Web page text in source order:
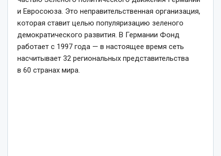
и Евросоюза. Это неправительственная организация,
которая ставит целью популяризацию зеленого
демократического развития. В Германии Фонд
работает с 1997 года — в настоящее время сеть
насчитывает 32 региональных представительства
в 60 странах мира.